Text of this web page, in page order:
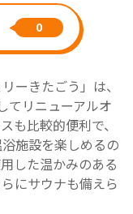
0
ーきたごう」は、
てリニューアルオ
も比較的便利で、
施設を楽しめるの
した温かみのある
にサウナも備えら